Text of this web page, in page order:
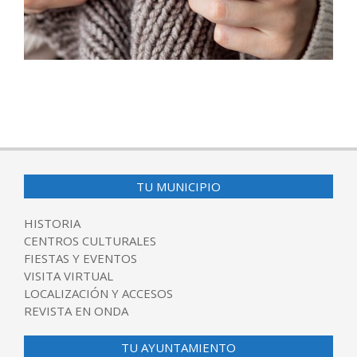
08-
TU MUNICIPIO
HISTORIA
CENTROS CULTURALES
FIESTAS Y EVENTOS
VISITA VIRTUAL
LOCALIZACIÓN Y ACCESOS
REVISTA EN ONDA
TU AYUNTAMIENTO